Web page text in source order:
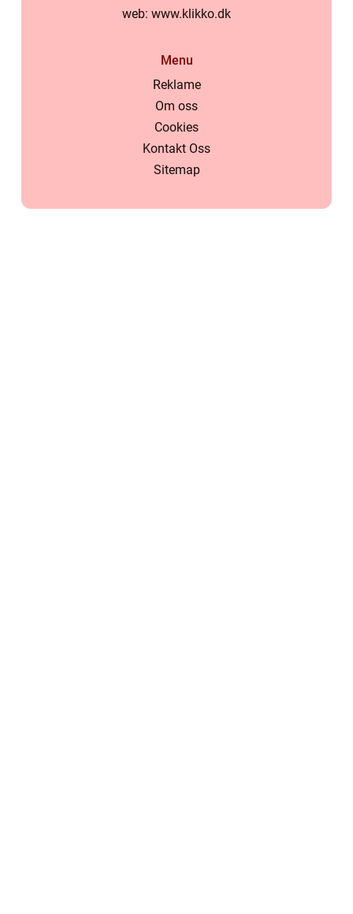
web: www.klikko.dk
Menu
Reklame
Om oss
Cookies
Kontakt Oss
Sitemap